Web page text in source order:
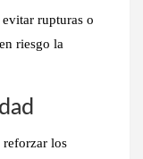
rupturas o
riesgo la
reforzar los